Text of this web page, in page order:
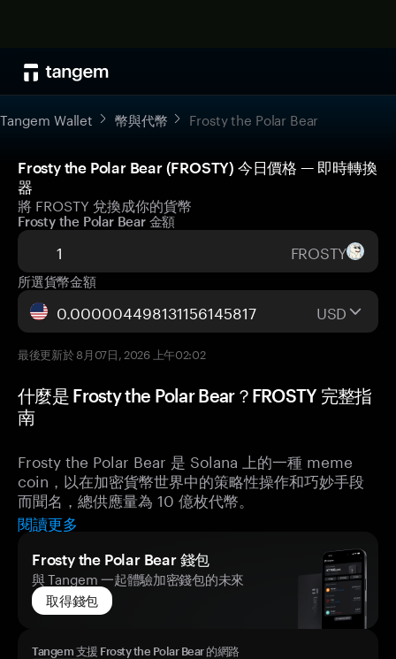
Tangem Wallet 幣與代幣 Frosty the Polar Bear
Frosty the Polar Bear (FROSTY) 今日價格 — 即時轉換
器
將 FROSTY 兌換成你的貨幣
Frosty the Polar Bear 金額
FROSTY
所選貨幣金額
USD
最後更新於 8月07日, 2026 上午02:02
什麼是 Frosty the Polar Bear？FROSTY 完整指
南
Frosty the Polar Bear 是 Solana 上的一種 meme
coin，以在加密貨幣世界中的策略性操作和巧妙手段
而聞名，總供應量為 10 億枚代幣。
閱讀更多
Frosty the Polar Bear 錢包
與 Tangem 一起體驗加密錢包的未來
取得錢包
Tangem 支援 Frosty the Polar Bear 的網路